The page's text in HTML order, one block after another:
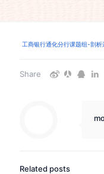
工商银行通化分行课题组-剖
Share
Related posts